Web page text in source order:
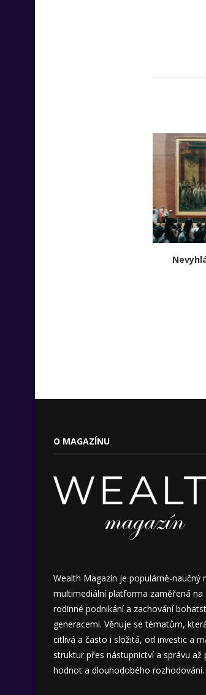
O MAGAZÍNU
Wealth Magazín je populárně-naučný
multimediální platforma zaměřená na
rodinné podnikání a zachování
generacemi. Věnuje se tématům,
citlivá a často i složitá, od investic a
struktur přes nástupnictví a správu až
hodnot a dlouhodobého rozhodování.